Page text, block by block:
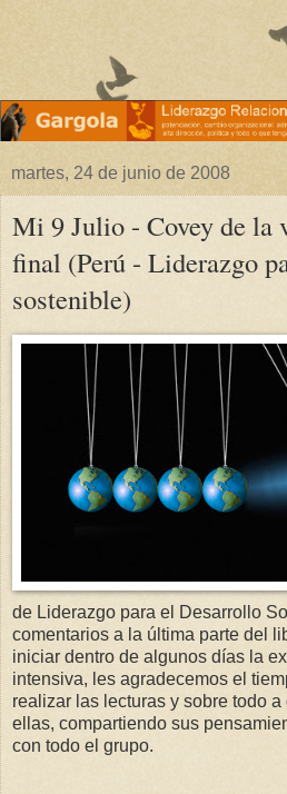
martes, 24 de junio de 2008
Mi 9 Julio - Covey de la
final (Perú - Liderazgo
sostenible)
de Liderazgo para el Desarrollo
comentarios a la última parte del
iniciar dentro de algunos días la
intensiva, les agradecemos el
realizar las lecturas y sobre todo
ellas, compartiendo sus
con todo el grupo.